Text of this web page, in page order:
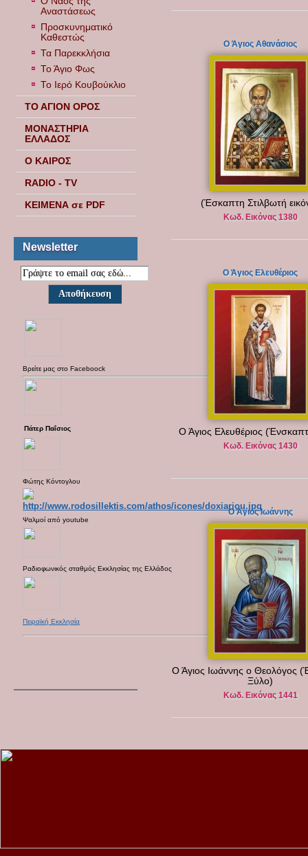
Αναστάσεως
Προσκυνηματικό
Καθεστώς
Τα Παρεκκλήσια
Το Άγιο Φως
Το Ιερό Κουβούκλιο
ΤΟ ΑΓΙΟΝ ΟΡΟΣ
ΜΟΝΑΣΤΗΡΙΑ
ΕΛΛΑΔΟΣ
Ο ΚΑΙΡΟΣ
RADIO - TV
ΚΕΙΜΕΝΑ σε PDF
Newsletter
Βρείτε μας στο Faceboock
Πάτερ Παΐσιος
Φώτης Κόντογλου
Ψαλμοί από youtube
Ραδιοφωνικός σταθμός Εκκλησίας της Ελλάδος
Πειραϊκή Εκκλησία
Ο Άγιος Αθανάσιος
(Έσκαπτη Στιλβωτή
Κωδ. Εικόνας 1380
Ο Άγιος Ελευθέριος
Ο Άγιος Ελευθέριος
Κωδ. Εικόνας 1430
Ο Άγιος Ιωάννης
Ο Άγιος Ιωάννης ο Θεολόγος
Ξύλο)
Κωδ. Εικόνας 1441